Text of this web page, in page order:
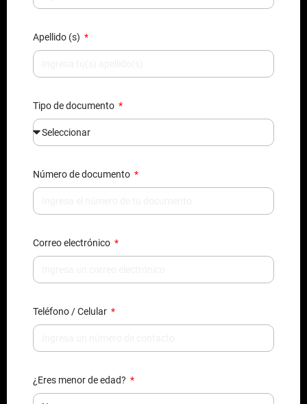
Apellido (s)
Tipo de documento
Número de documento
Correo electrónico
Teléfono / Celular
¿Eres menor de edad?